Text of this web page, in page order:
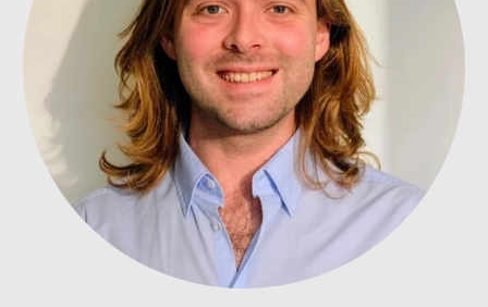
Bill McKibben
Environmentalista, spisovatel,
publicista